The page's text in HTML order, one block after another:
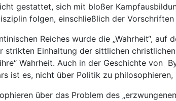
gestattet, sich mit bloßer
folgen, einschließlich der
Reiches wurde die „Wahrheit“,
strikten Einhaltung der sittlichen
Wahrheit. Auch in der Geschichte von
ist es, nicht über Politik zu philosophieren,
über das Problem des